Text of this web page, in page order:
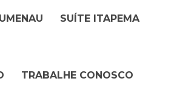
SUÍTE ITAPEMA
TRABALHE CONOSCO